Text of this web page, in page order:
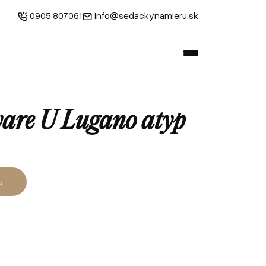
0905 807061 info@sedackynamieru.sk
U Lugano atyp